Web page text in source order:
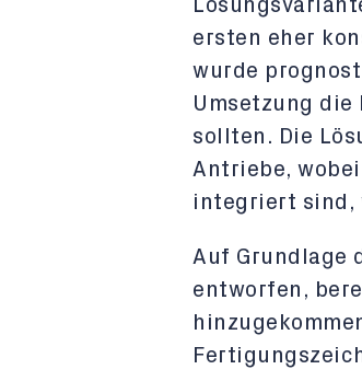
ersten eher
wurde
Umsetzung
sollten. Die
Antriebe,
integriert sind,
Auf Grundlage
entworfen,